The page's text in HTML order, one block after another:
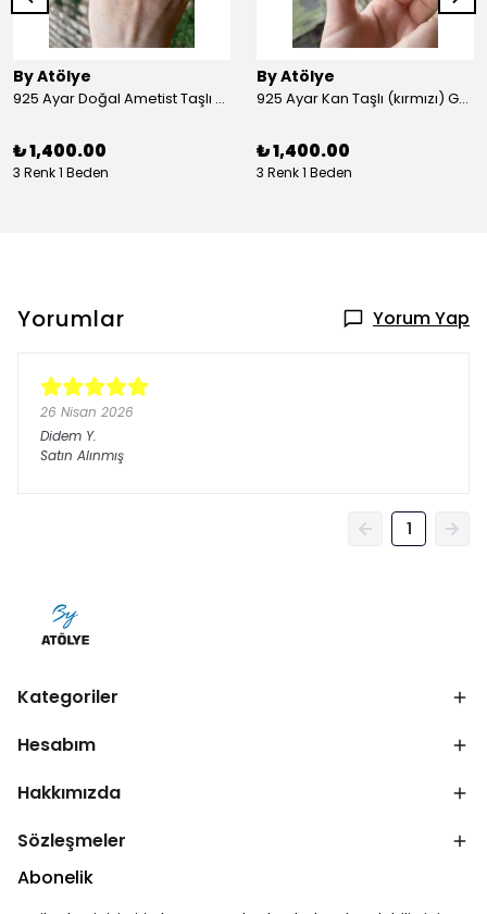
By Atölye
925 Ayar Doğal Ametist Taşlı Yuvarlak Gümüş Yüzük
₺ 1,400.00
3 Renk 1 Beden
By Atölye
925 Ayar Kan Taşlı (kırmızı) Gümüş Yüzük
₺ 1,400.00
3 Renk 1 Beden
Yorumlar Yorum Yap
26 Nisan 2026
Didem Y.
Satın Alınmış
1
Kategoriler
Hesabım
Hakkımızda
Sözleşmeler
Abonelik